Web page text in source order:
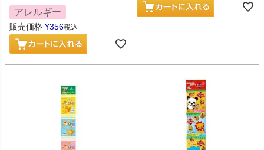
アレルギー
販売価格 ¥356税込